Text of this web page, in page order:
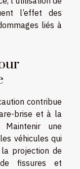
l’effet des
liés à
contribue
brise et à la
Maintenir une
véhicules qui
projection de
fissures et